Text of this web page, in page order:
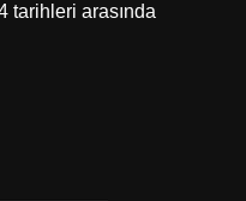
tarihleri ​​arasında